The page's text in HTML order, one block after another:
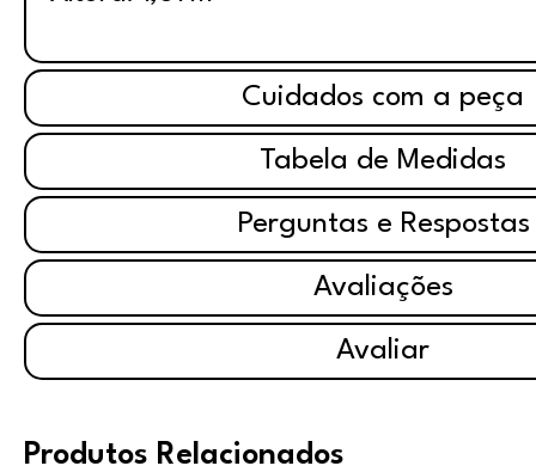
Cuidados com a peça
Tabela de Medidas
Perguntas e Respostas
Avaliações
Avaliar
Produtos Relacionados